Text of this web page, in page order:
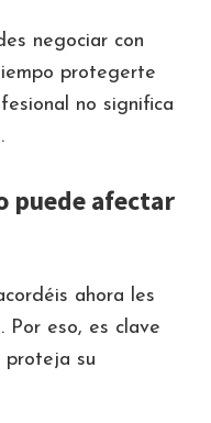
negociar con
protegerte
no significa
puede afectar
ahora les
eso, es clave
proteja su